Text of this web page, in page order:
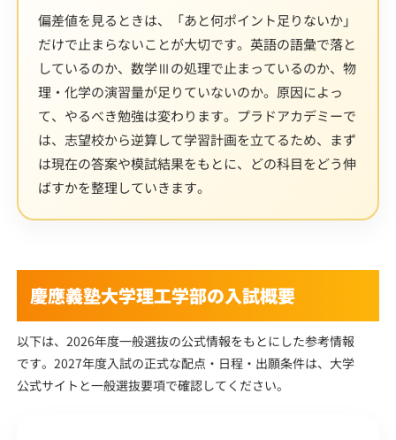
偏差値を見るときは、「あと何ポイント足りないか」
だけで止まらないことが大切です。英語の語彙で落と
しているのか、数学Ⅲの処理で止まっているのか、物
理・化学の演習量が足りていないのか。原因によっ
て、やるべき勉強は変わります。プラドアカデミーで
は、志望校から逆算して学習計画を立てるため、まず
は現在の答案や模試結果をもとに、どの科目をどう伸
ばすかを整理していきます。
慶應義塾大学理工学部の入試概要
以下は、2026年度一般選抜の公式情報をもとにした参考情報
です。2027年度入試の正式な配点・日程・出願条件は、大学
公式サイトと一般選抜要項で確認してください。